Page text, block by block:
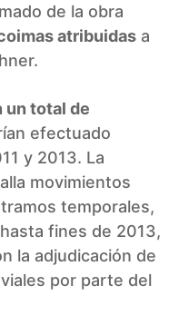
de la obra
atribuidas a
un total de
efectuado
y 2013. La
movimientos
temporales,
fines de 2013,
la adjudicación de
por parte del